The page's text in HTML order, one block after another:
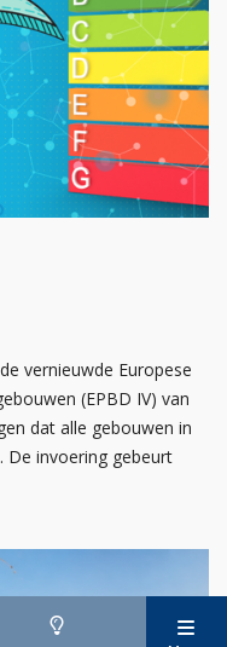
vernieuwde Europese
(EPBD IV) van
dat alle gebouwen in
De invoering gebeurt